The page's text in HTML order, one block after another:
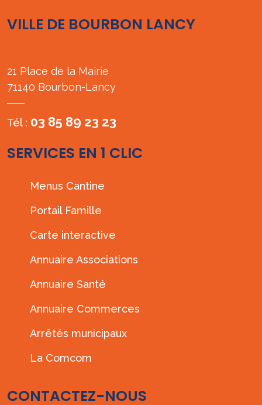
VILLE DE BOURBON LANCY
21 Place de la Mairie
71140 Bourbon-Lancy
Tél : 03 85 89 23 23
SERVICES EN 1 CLIC
Menus Cantine
Portail Famille
Carte interactive
Annuaire Associations
Annuaire Santé
Annuaire Commerces
Arrêtés municipaux
La Comcom
CONTACTEZ-NOUS